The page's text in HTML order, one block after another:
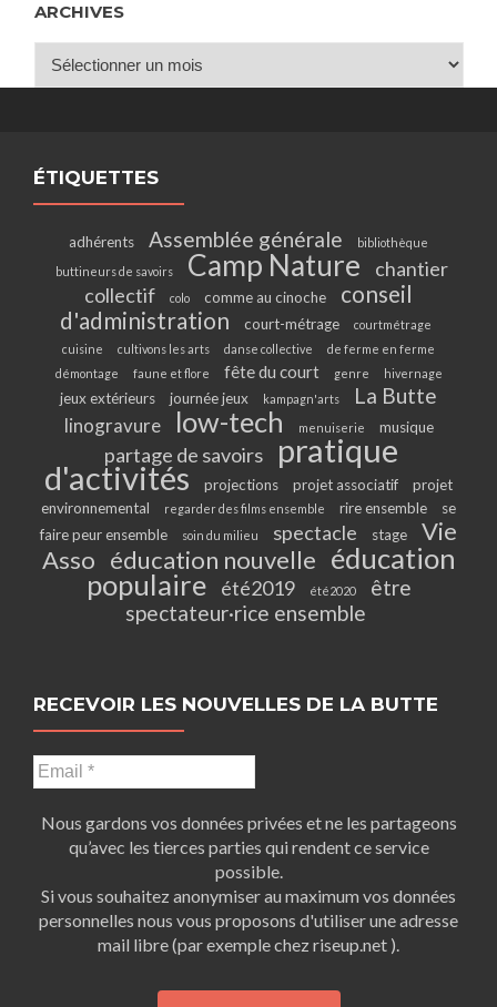
ARCHIVES
ÉTIQUETTES
adhérents Assemblée générale
bibliothèque
buttineurs de savoirs
Camp Nature
chantier
collectif
colo comme au cinoche
conseil
d'administration
court-métrage
courtmétrage
cuisine
cultivons les arts danse collective
de ferme en ferme
démontage
faune et flore fête du court genre hivernage
jeux extérieurs journée jeux kampagn'arts La Butte
linogravure low-tech menuiserie musique
partage de savoirs pratique
d'activités projections projet associatif
projet
environnemental
regarder des films ensemble rire ensemble
se
faire peur ensemble
soin du milieu spectacle stage
Vie
Asso éducation nouvelle éducation
populaire
été2019 été2020
être
spectateur·rice ensemble
RECEVOIR LES NOUVELLES DE LA BUTTE
Nous gardons vos données privées et ne les partageons
qu’avec les tierces parties qui rendent ce service
possible.
Si vous souhaitez anonymiser au maximum vos données
personnelles nous vous proposons d'utiliser une adresse
mail libre (par exemple chez riseup.net ).